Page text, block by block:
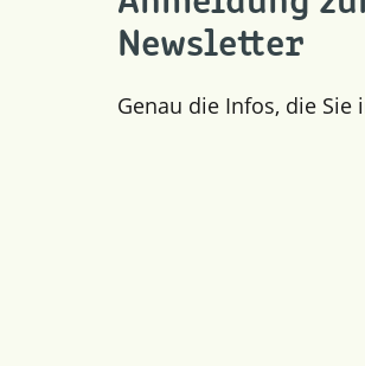
Newsletter
Genau die Infos, die Sie